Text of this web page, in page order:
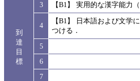
到
達
目
標
3
【B1】 実用的な漢字能力
4
【B1】 日本語および文学
つける．
5
6
7